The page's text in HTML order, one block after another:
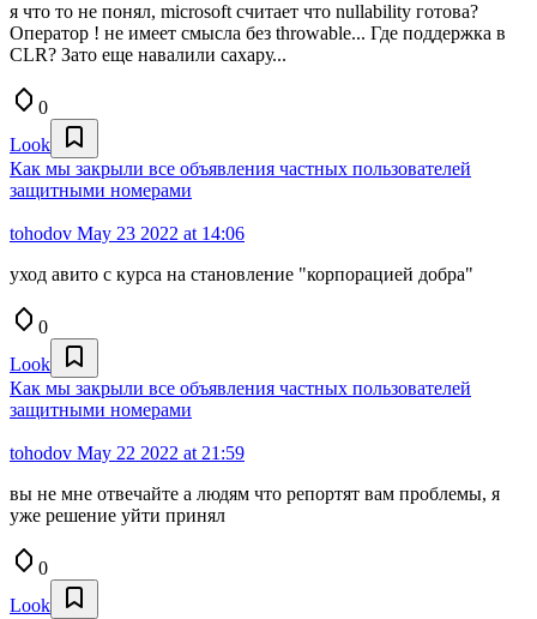
я что то не понял, microsoft считает что nullability готова?
Оператор ! не имеет смысла без throwable... Где поддержка в
CLR? Зато еще навалили сахару...
0
Look
Как мы закрыли все объявления частных пользователей
защитными номерами
tohodov May 23 2022 at 14:06
уход авито с курса на становление "корпорацией добра"
0
Look
Как мы закрыли все объявления частных пользователей
защитными номерами
tohodov May 22 2022 at 21:59
вы не мне отвечайте а людям что репортят вам проблемы, я
уже решение уйти принял
0
Look